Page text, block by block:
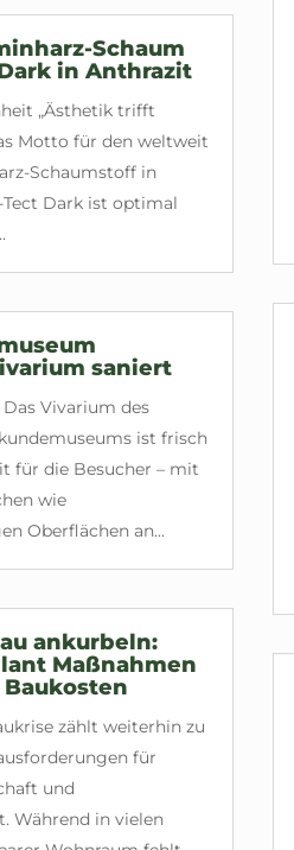
Schaum
in Anthrazit
„Ästhetik trifft
Motto für den weltweit
Schaumstoff in
Dark ist optimal
saniert
Vivarium des
ist frisch
für die Besucher – mit
wie
Oberflächen an...
ankurbeln:
Maßnahmen
zählt weiterhin zu
für
und
Während in vielen